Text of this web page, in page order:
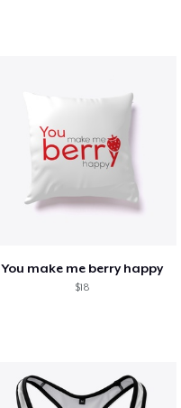
You make me berry happy
$18